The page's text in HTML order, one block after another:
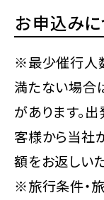
お申込み
※最少催行人
満たない場合
があります。
客様から当社
額をお返しい
※旅行条件・